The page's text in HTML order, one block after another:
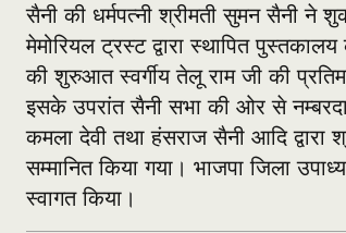
सैनी की धर्मपत्नी श्रीमती सुमन सैनी ने
मेमोरियल ट्रस्ट द्वारा स्थापित
की शुरुआत स्वर्गीय तेलू राम जी की
इसके उपरांत सैनी सभा की ओर से
कमला देवी तथा हंसराज सैनी आदि
सम्मानित किया गया। भाजपा जिला
स्वागत किया।